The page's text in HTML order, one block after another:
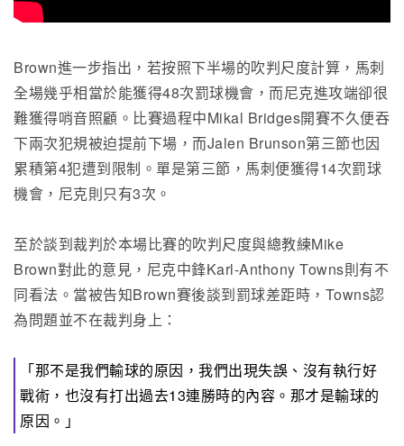
Brown進一步指出，若按照下半場的吹判尺度計算，馬刺
全場幾乎相當於能獲得48次罰球機會，而尼克進攻端卻很
難獲得哨音照顧。比賽過程中Mikal Bridges開賽不久便吞
下兩次犯規被迫提前下場，而Jalen Brunson第三節也因
累積第4犯遭到限制。單是第三節，馬刺便獲得14次罰球
機會，尼克則只有3次。
至於談到裁判於本場比賽的吹判尺度與總教練Mike
Brown對此的意見，尼克中鋒Karl-Anthony Towns則有不
同看法。當被告知Brown賽後談到罰球差距時，Towns認
為問題並不在裁判身上：
「那不是我們輸球的原因，我們出現失誤、沒有執行好
戰術，也沒有打出過去13連勝時的內容。那才是輸球的
原因。」